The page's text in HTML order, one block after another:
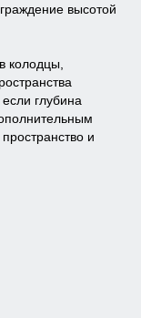
высотой
колодцы,
глубина
и